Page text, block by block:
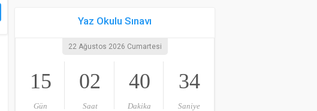
Yaz Okulu Sınavı
22 Ağustos 2026 Cumartesi
15
Gün
02
Saat
40
Dakika
33
Saniye